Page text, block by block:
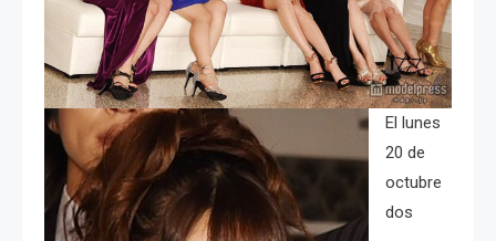
El lunes
20 de
octubre
dos